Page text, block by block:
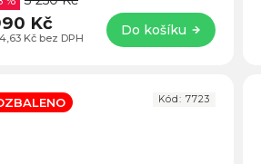
Kč bez DPH
Kč Do košíku
Kód: 7723